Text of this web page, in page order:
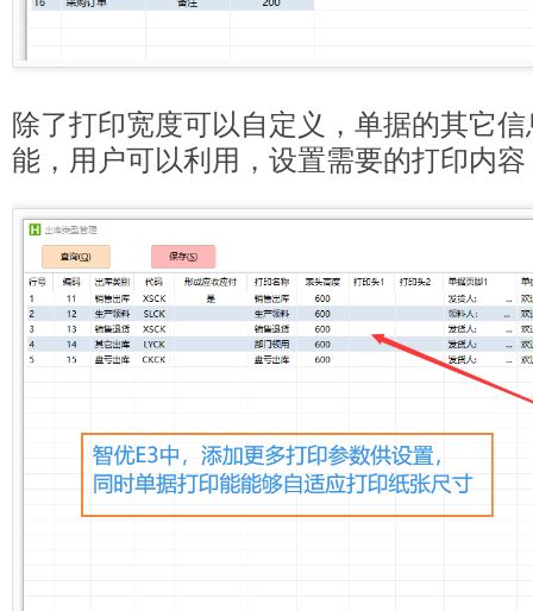
除了打印宽度可以自定义，单据的其它
能，用户可以利用，设置需要的打印内容